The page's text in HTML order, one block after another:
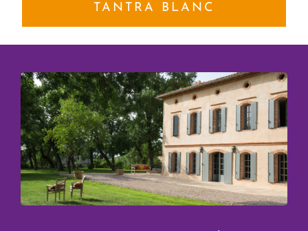
TANTRA BLANC